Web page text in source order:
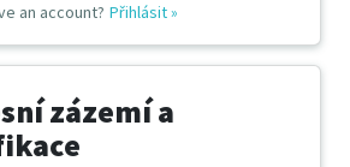
an account? Přihlásit»
zázemí a